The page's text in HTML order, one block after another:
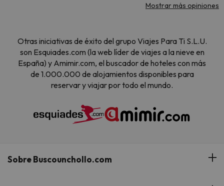
Mostrar más opiniones
Otras iniciativas de éxito del grupo Viajes Para Ti S.L.U.
son Esquiades.com (la web líder de viajes a la nieve en
España) y Amimir.com, el buscador de hoteles con más
de 1.000.000 de alojamientos disponibles para
reservar y viajar por todo el mundo.
Sobre Buscounchollo.com